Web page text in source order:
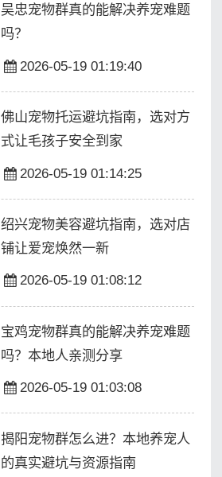
吴忠宠物群真的能解决养宠难题
吗？
2026-05-19 01:19:40
佛山宠物托运避坑指南，选对方
式让毛孩子安全到家
2026-05-19 01:14:25
绍兴宠物美容避坑指南，选对店
铺让爱宠焕然一新
2026-05-19 01:08:12
宝鸡宠物群真的能解决养宠难题
吗？本地人亲测分享
2026-05-19 01:03:08
揭阳宠物群怎么进？本地养宠人
的真实避坑与资源指南